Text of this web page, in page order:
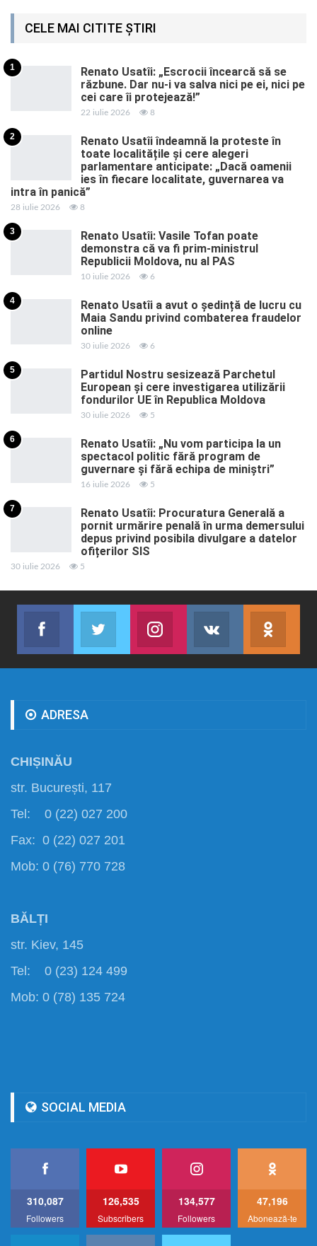
CELE MAI CITITE ȘTIRI
1
Renato Usatîi: „Escrocii încearcă să se
răzbune. Dar nu-i va salva nici pe ei, nici pe
cei care îi protejează!”
22 iulie 2026 8
2
Renato Usatîi îndeamnă la proteste în
toate localitățile și cere alegeri
parlamentare anticipate: „Dacă oamenii
ies în fiecare localitate, guvernarea va
intra în panică”
28 iulie 2026 8
3
Renato Usatîi: Vasile Tofan poate
demonstra că va fi prim-ministrul
Republicii Moldova, nu al PAS
10 iulie 2026 6
4
Renato Usatîi a avut o ședință de lucru cu
Maia Sandu privind combaterea fraudelor
online
30 iulie 2026 6
5
Partidul Nostru sesizează Parchetul
European și cere investigarea utilizării
fondurilor UE în Republica Moldova
30 iulie 2026 5
6
Renato Usatîi: „Nu vom participa la un
spectacol politic fără program de
guvernare și fără echipa de miniștri”
16 iulie 2026 5
7
Renato Usatîi: Procuratura Generală a
pornit urmărire penală în urma demersului
depus privind posibila divulgare a datelor
ofițerilor SIS
30 iulie 2026 5
Facebook
Abonează-te
Twitter
Join us on TwitterJoin us on Instagram
Abonează-te
ADRESA
CHIȘINĂU
str. București, 117
Tel: 0 (22) 027 200
Fax: 0 (22) 027 201
Mob: 0 (76) 770 728
BĂLȚI
str. Kiev, 145
Tel: 0 (23) 124 499
Mob: 0 (78) 135 724
SOCIAL MEDIA
310,087
Followers
126,535
Subscribers
134,577
Followers
47,196
Abonează-te